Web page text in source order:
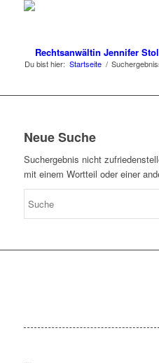
Du bist hier: Startseite /
Neue Suche
Suchergebnis nicht
mit einem Wortteil oder einer